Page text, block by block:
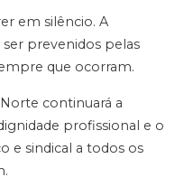
em silêncio. A
prevenidos pelas
que ocorram.
continuará a
profissional e o
e sindical a todos os